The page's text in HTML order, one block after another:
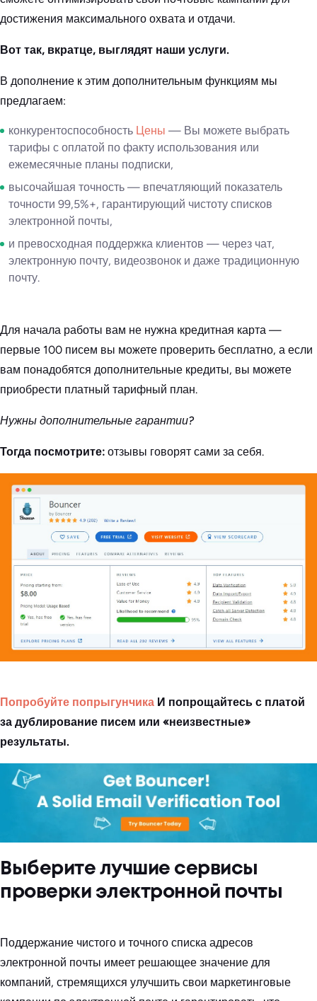
достижения максимального охвата и отдачи.
Вот так, вкратце, выглядят наши услуги.
В дополнение к этим дополнительным функциям мы
предлагаем:
конкурентоспособность Цены — Вы можете выбрать
тарифы с оплатой по факту использования или
ежемесячные планы подписки,
высочайшая точность — впечатляющий показатель
точности 99,5%+, гарантирующий чистоту списков
электронной почты,
и превосходная поддержка клиентов — через чат,
электронную почту, видеозвонок и даже традиционную
почту.
Для начала работы вам не нужна кредитная карта —
первые 100 писем вы можете проверить бесплатно, а если
вам понадобятся дополнительные кредиты, вы можете
приобрести платный тарифный план.
Нужны дополнительные гарантии?
Тогда посмотрите: отзывы говорят сами за себя.
Попробуйте попрыгунчика И попрощайтесь с платой
за дублирование писем или «неизвестные»
результаты.
Выберите лучшие сервисы
проверки электронной почты
Поддержание чистого и точного списка адресов
электронной почты имеет решающее значение для
компаний, стремящихся улучшить свои маркетинговые